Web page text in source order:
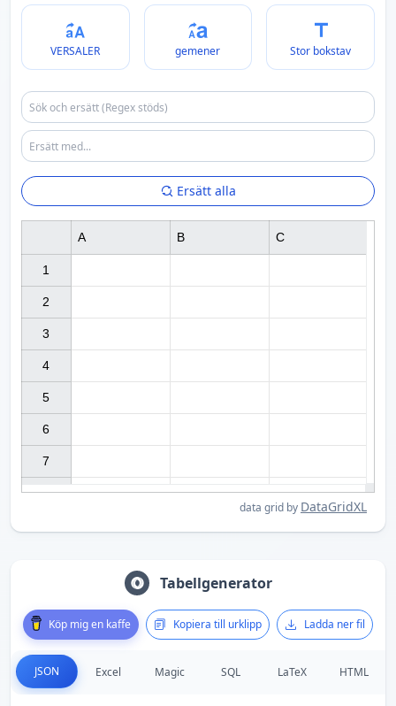
VERSALER gemener Stor bokstav
Ersätt alla
data grid by DataGridXL
1
2
3
4
5
6
7
A B C
Tabellgenerator
Köp mig en kaffe Kopiera till urklipp Ladda ner fil
JSON Excel Magic SQL LaTeX HTML